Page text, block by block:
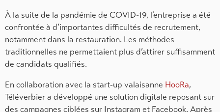
À la suite de la pandémie de COVID-19, l’entreprise a été
confrontée à d’importantes difficultés de recrutement,
notamment dans la restauration. Les méthodes
traditionnelles ne permettaient plus d’attirer suffisamment
de candidats qualifiés.
En collaboration avec la start-up valaisanne HooRa,
Téléverbier a développé une solution digitale reposant sur
des campagnes ciblées sur Instagram et Facebook. Après